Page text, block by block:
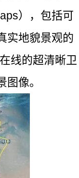
），包括可
实地貌景观的
线的超清晰卫
像。